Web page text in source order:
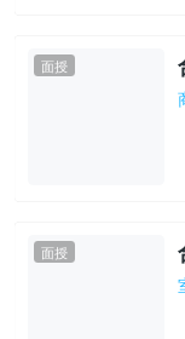
面授
面授